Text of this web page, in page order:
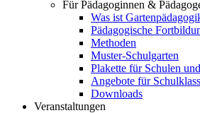
Für Pädagoginnen &
Was ist
Pädagogische
Methoden
Muster-Schulgarten
Plakette für Schulen
Angebote für
Downloads
Veranstaltungen